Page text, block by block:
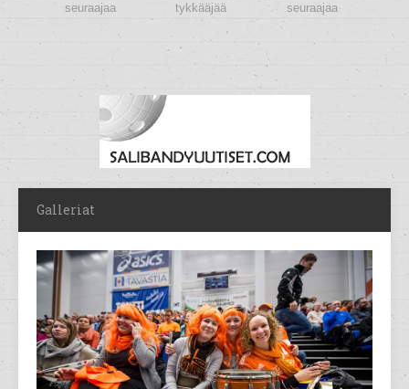
seuraajaa tykkääjää seuraajaa
Galleriat